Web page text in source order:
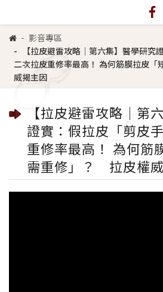
影音專區
【拉皮避雷攻略｜第六集】醫學研究
二次拉皮重修率最高！ 為何筋膜拉皮
威揭主因
【拉皮避雷攻略｜第
證實：假拉皮「剪皮
重修率最高！ 為何筋
需重修」？ 拉皮權